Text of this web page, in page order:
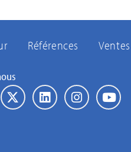
Références